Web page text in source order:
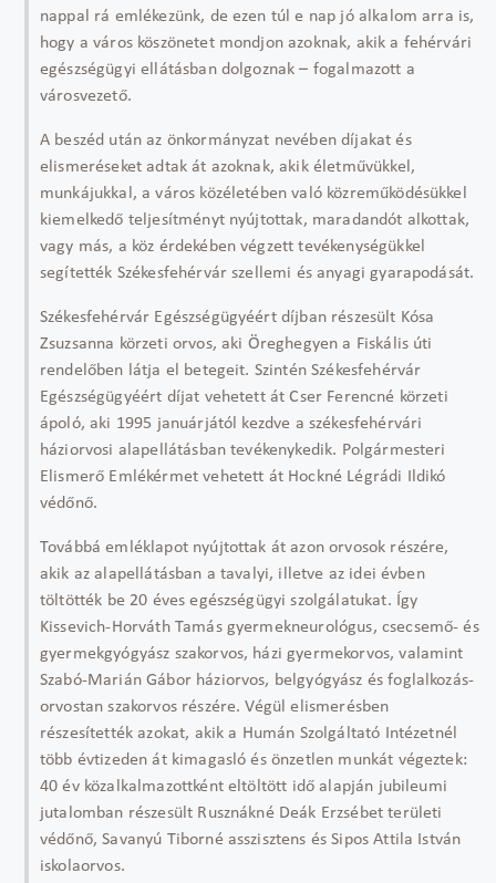
nappal rá emlékezünk, de ezen túl e nap jó alkalom arra is,
hogy a város köszönetet mondjon azoknak, akik a fehérvári
egészségügyi ellátásban dolgoznak – fogalmazott a
városvezető.
A beszéd után az önkormányzat nevében díjakat és
elismeréseket adtak át azoknak, akik életművükkel,
munkájukkal, a város közéletében való közreműködésükkel
kiemelkedő teljesítményt nyújtottak, maradandót alkottak,
vagy más, a köz érdekében végzett tevékenységükkel
segítették Székesfehérvár szellemi és anyagi gyarapodását.
Székesfehérvár Egészségügyéért díjban részesült Kósa
Zsuzsanna körzeti orvos, aki Öreghegyen a Fiskális úti
rendelőben látja el betegeit. Szintén Székesfehérvár
Egészségügyéért díjat vehetett át Cser Ferencné körzeti
ápoló, aki 1995 januárjától kezdve a székesfehérvári
háziorvosi alapellátásban tevékenykedik. Polgármesteri
Elismerő Emlékérmet vehetett át Hockné Légrádi Ildikó
védőnő.
Továbbá emléklapot nyújtottak át azon orvosok részére,
akik az alapellátásban a tavalyi, illetve az idei évben
töltötték be 20 éves egészségügyi szolgálatukat. Így
Kissevich-Horváth Tamás gyermekneurológus, csecsemő- és
gyermekgyógyász szakorvos, házi gyermekorvos, valamint
Szabó-Marián Gábor háziorvos, belgyógyász és foglalkozás-
orvostan szakorvos részére. Végül elismerésben
részesítették azokat, akik a Humán Szolgáltató Intézetnél
több évtizeden át kimagasló és önzetlen munkát végeztek:
40 év közalkalmazottként eltöltött idő alapján jubileumi
jutalomban részesült Rusznákné Deák Erzsébet területi
védőnő, Savanyú Tiborné asszisztens és Sipos Attila István
iskolaorvos.